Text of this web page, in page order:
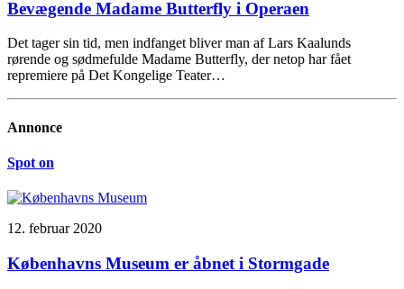
Bevægende Madame Butterfly i Operaen
Det tager sin tid, men indfanget bliver man af Lars Kaalunds
rørende og sødmefulde Madame Butterfly, der netop har fået
repremiere på Det Kongelige Teater…
Annonce
Spot on
12. februar 2020
Københavns Museum er åbnet i Stormgade